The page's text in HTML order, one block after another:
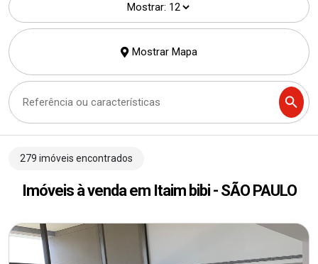
Permuta
Trabalhe Conosco
Mostrar:
Mostrar Mapa
279 imóveis encontrados
Imóveis à venda em Itaim bibi - SÃO PAULO